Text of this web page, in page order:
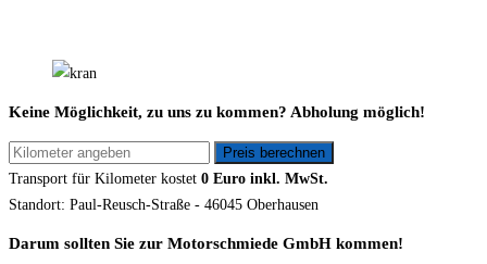
Keine Möglichkeit, zu uns zu kommen? Abholung möglich!
Transport für Kilometer kostet 0 Euro inkl. MwSt.
Standort: Paul-Reusch-Straße - 46045 Oberhausen
Darum sollten Sie zur Motorschmiede GmbH kommen!